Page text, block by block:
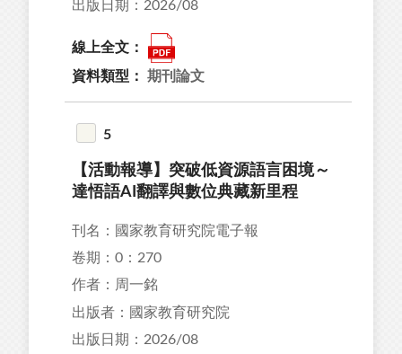
出版日期：2026/08
線上全文：
資料類型： 期刊論文
5
【活動報導】突破低資源語言困境～
達悟語AI翻譯與數位典藏新里程
刊名：國家教育研究院電子報
卷期：0：270
作者：周一銘
出版者：國家教育研究院
出版日期：2026/08